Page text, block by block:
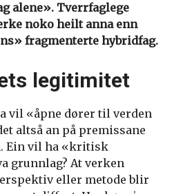
alene». Tverrfaglege
noko heilt anna enn
fragmenterte hybridfag.
legitimitet
vil «åpne dører til verden
altså an på premissane
Ein vil ha «kritisk
grunnlag? At verken
eller metode blir